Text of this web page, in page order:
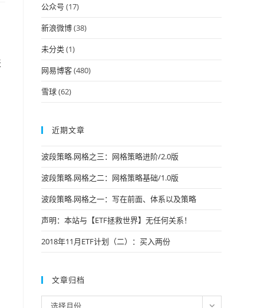
公众号 (17)
新浪微博(38)
未分类(1)
网易博客(480)
雪球(62)
近期文章
波段策略.网格之三：网格策略进阶/2.0版
波段策略.网格之二：网格策略基础/1.0版
波段策略.网格之一：写在前面、体系以及策略
声明：本站与【ETF拯救世界】无任何关系！
2018年11月ETF计划（二）：买入两份
文章归档
选择月份